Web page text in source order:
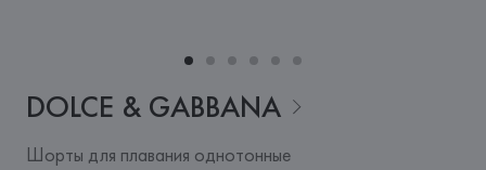
DOLCE & GABBANA
Шорты для плавания однотонные